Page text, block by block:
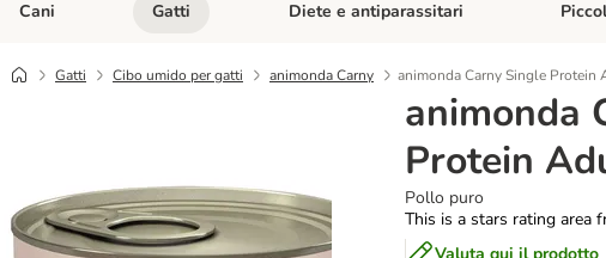
Cani Apri Menu Categoria: Cani
Gatti Apri Menu Categoria: Gatti
Diete e antiparassitari Apri
Gatti Cibo umido per gatti animonda Carny animonda Carny Single Protein
animonda
Protein
Pollo puro
This is a stars rating area
Valuta qui il prodotto